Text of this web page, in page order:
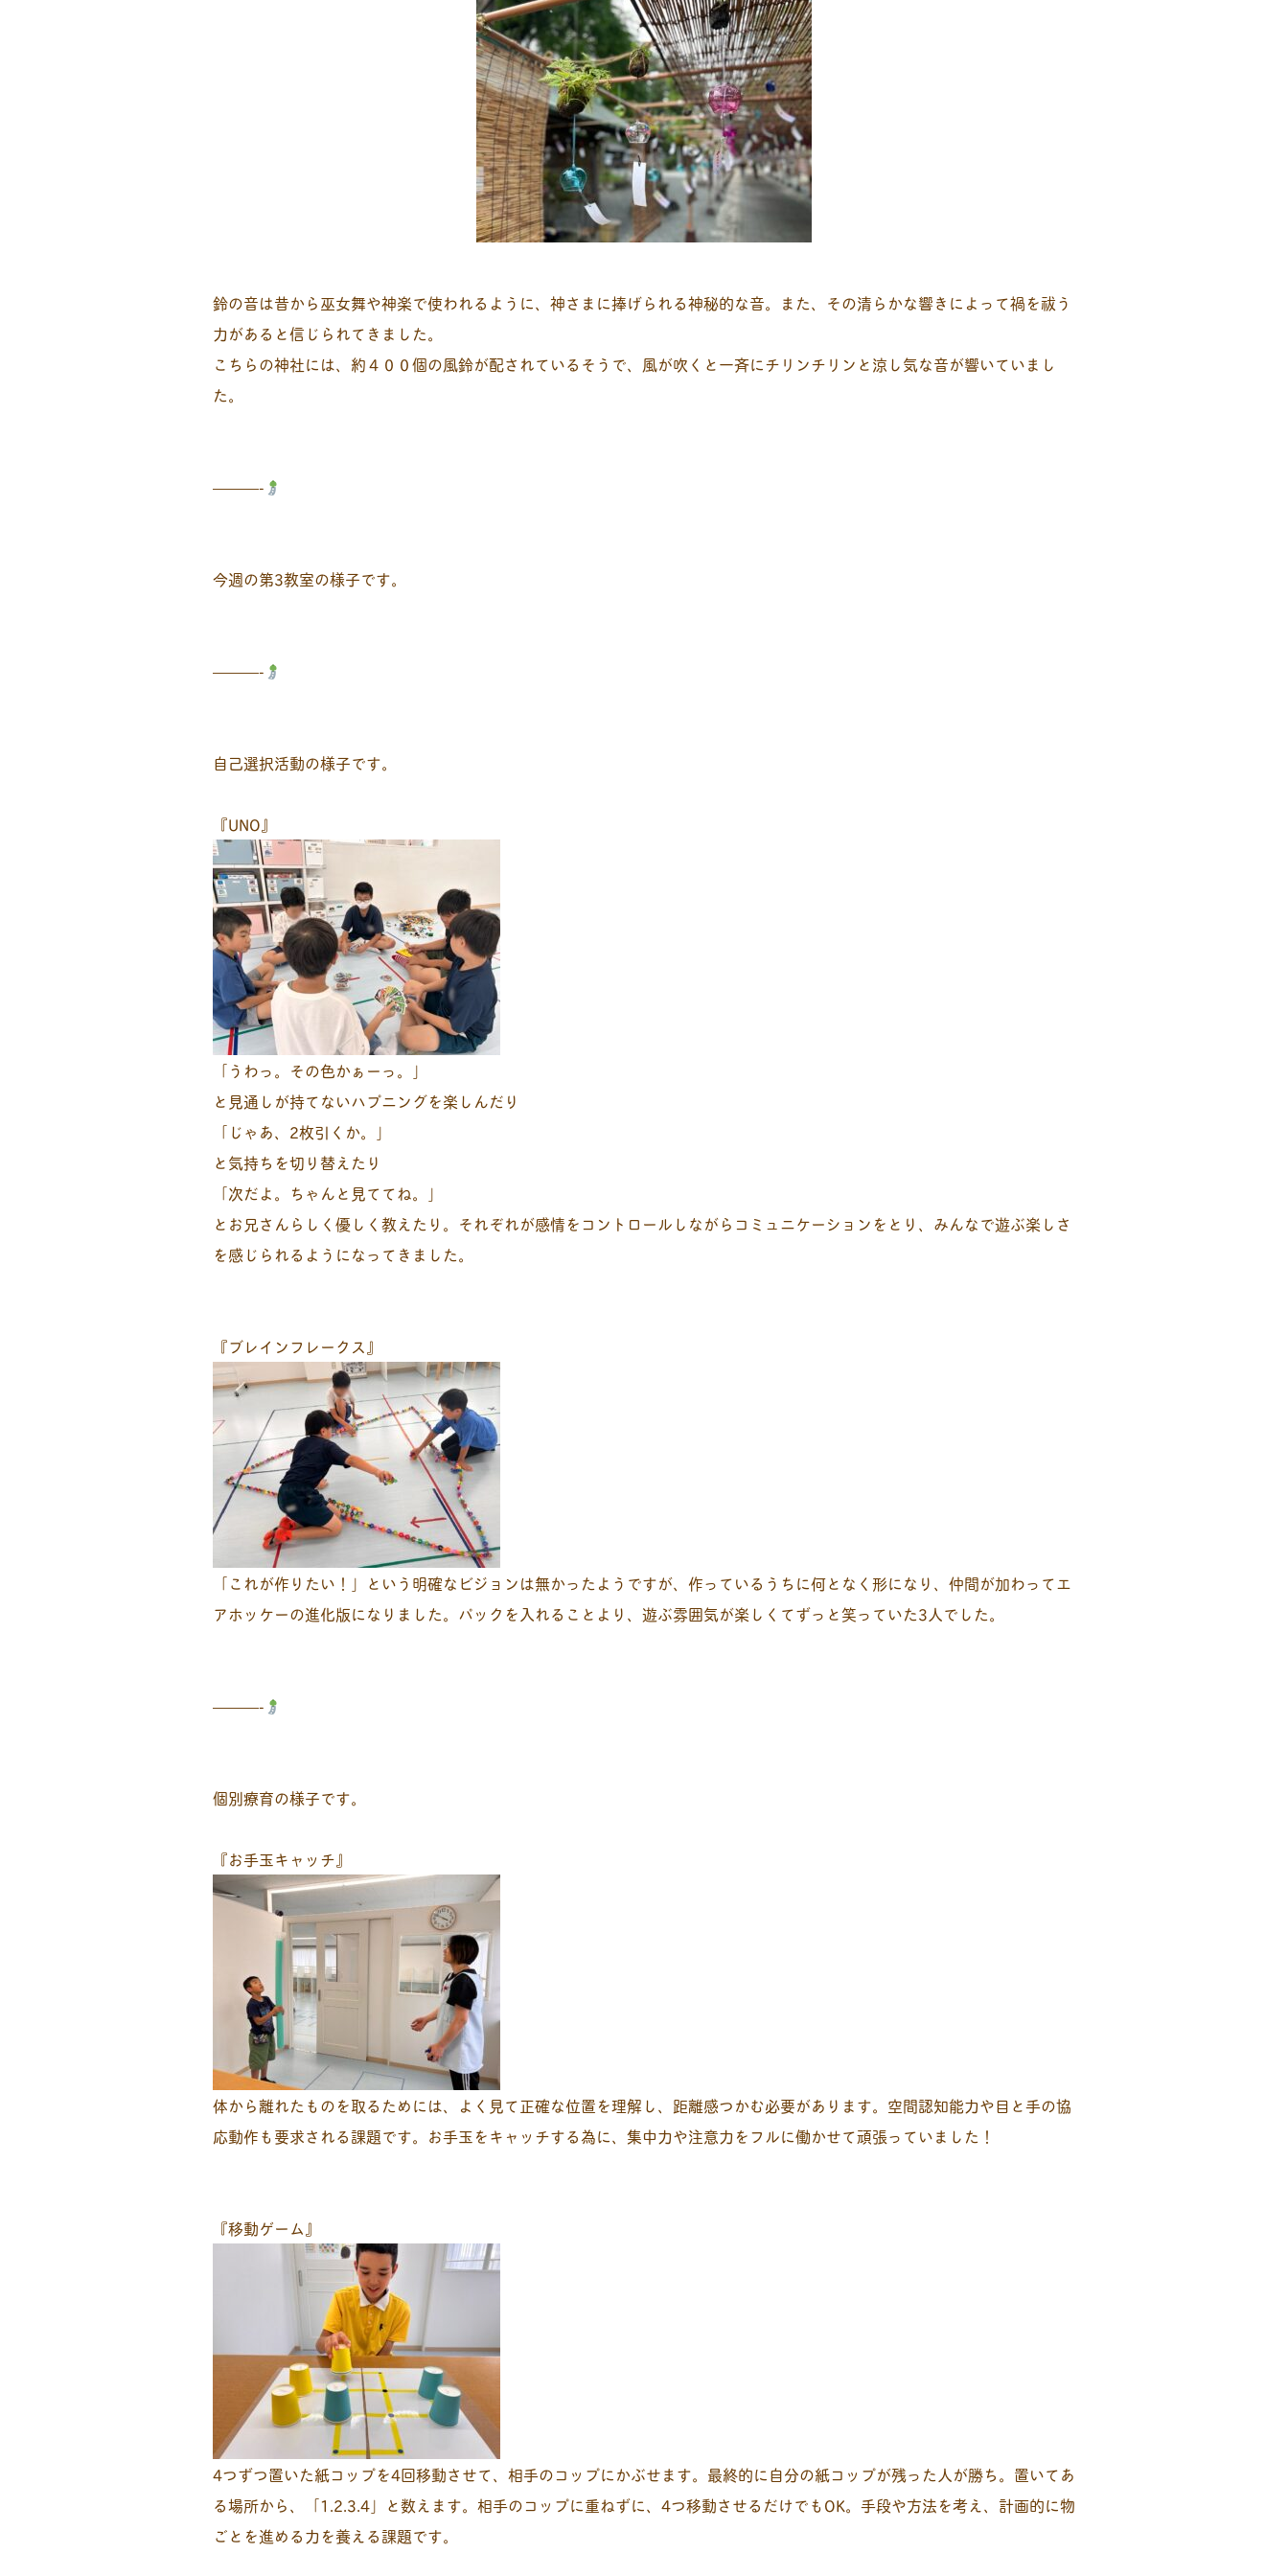
鈴の音は昔から巫女舞や神楽で使われるように、神さまに捧げられる神秘的な音。また、その清らかな響きによって禍を祓う
力があると信じられてきました。
こちらの神社には、約４００個の風鈴が配されているそうで、風が吹くと一斉にチリンチリンと涼し気な音が響いていまし
た。
———-
今週の第3教室の様子です。
———-
自己選択活動の様子です。
『UNO』
「うわっ。その色かぁーっ。」
と見通しが持てないハプニングを楽しんだり
「じゃあ、2枚引くか。」
と気持ちを切り替えたり
「次だよ。ちゃんと見ててね。」
とお兄さんらしく優しく教えたり。それぞれが感情をコントロールしながらコミュニケーションをとり、みんなで遊ぶ楽しさ
を感じられるようになってきました。
『ブレインフレークス』
「これが作りたい！」という明確なビジョンは無かったようですが、作っているうちに何となく形になり、仲間が加わってエ
アホッケーの進化版になりました。パックを入れることより、遊ぶ雰囲気が楽しくてずっと笑っていた3人でした。
———-
個別療育の様子です。
『お手玉キャッチ』
体から離れたものを取るためには、よく見て正確な位置を理解し、距離感つかむ必要があります。空間認知能力や目と手の協
応動作も要求される課題です。お手玉をキャッチする為に、集中力や注意力をフルに働かせて頑張っていました！
『移動ゲーム』
4つずつ置いた紙コップを4回移動させて、相手のコップにかぶせます。最終的に自分の紙コップが残った人が勝ち。置いてあ
る場所から、「1.2.3.4」と数えます。相手のコップに重ねずに、4つ移動させるだけでもOK。手段や方法を考え、計画的に物
ごとを進める力を養える課題です。